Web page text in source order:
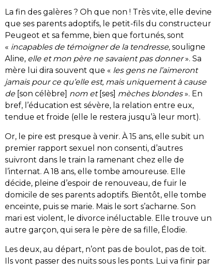
La fin des galères ? Oh que non ! Très vite, elle devine
que ses parents adoptifs, le petit-fils du constructeur
Peugeot et sa femme, bien que fortunés, sont
« incapables de témoigner de la tendresse, souligne
Aline, elle et mon père ne savaient pas donner». Sa
mère lui dira souvent que « les gens ne l’aimeront
jamais pour ce qu’elle est, mais uniquement à cause
de[son célèbre] nom et[ses] mèches blondes». En
bref, l’éducation est sévère, la relation entre eux,
tendue et froide (elle le restera jusqu’à leur mort).
Or, le pire est presque à venir. À 15 ans, elle subit un
premier rapport sexuel non consenti, d’autres
suivront dans le train la ramenant chez elle de
l’internat. A 18 ans, elle tombe amoureuse. Elle
décide, pleine d’espoir de renouveau, de fuir le
domicile de ses parents adoptifs. Bientôt, elle tombe
enceinte, puis se marie. Mais le sort s’acharne. Son
mari est violent, le divorce inéluctable. Elle trouve un
autre garçon, qui sera le père de sa fille, Élodie.
Les deux, au départ, n’ont pas de boulot, pas de toit.
Ils vont passer des nuits sous les ponts. Lui va finir par